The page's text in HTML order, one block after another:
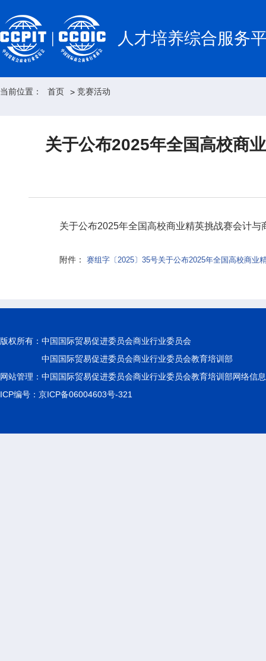
人才培养综合服务
当前位置： 首页 > 竞赛活动
关于公布2025年全国高校商
关于公布2025年全国高校商业精英挑战赛会计
附件： 赛组字〔2025〕35号关于公布2025年全国高校商业
版权所有： 中国国际贸易促进委员会商业行业委员会
中国国际贸易促进委员会商业行业委员会教育培训部
网站管理：中国国际贸易促进委员会商业行业委员会教育培训部网络信
ICP编号：京ICP备06004603号-321